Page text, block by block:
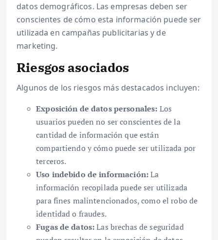
datos demográficos. Las empresas deben ser
conscientes de cómo esta información puede ser
utilizada en campañas publicitarias y de
marketing.
Riesgos asociados
Algunos de los riesgos más destacados incluyen:
Exposición de datos personales: Los
usuarios pueden no ser conscientes de la
cantidad de información que están
compartiendo y cómo puede ser utilizada por
terceros.
Uso indebido de información:La
información recopilada puede ser utilizada
para fines malintencionados, como el robo de
identidad o fraudes.
Fugas de datos:Las brechas de seguridad